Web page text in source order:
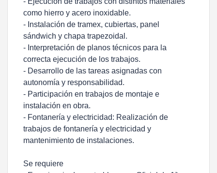
como hierro y acero inoxidable.
- Instalación de tramex, cubiertas, panel
sándwich y chapa trapezoidal.
- Interpretación de planos técnicos para la
correcta ejecución de los trabajos.
- Desarrollo de las tareas asignadas con
autonomía y responsabilidad.
- Participación en trabajos de montaje e
instalación en obra.
- Fontanería y electricidad: Realización de
trabajos de fontanería y electricidad y
mantenimiento de instalaciones.
Se requiere